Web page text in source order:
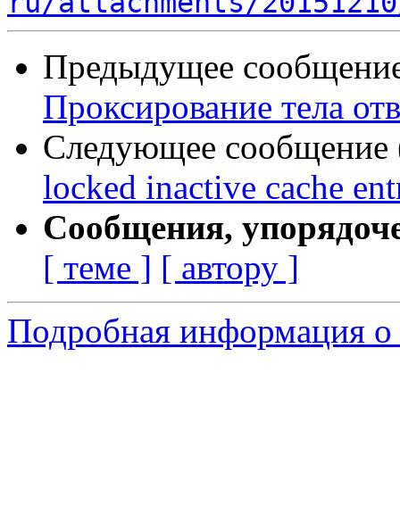
Предыдущее
Проксирование тела
Следующее сообщение
locked inactive cache
Сообщения,
[ теме ] [ автору ]
Подробная информация